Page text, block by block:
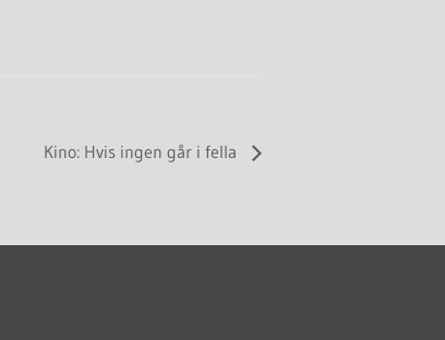
Kino: Hvis ingen går i fella